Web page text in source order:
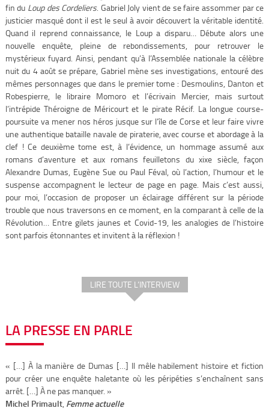
fin du Loup des Cordeliers. Gabriel Joly vient de se faire assommer par ce
justicier masqué dont il est le seul à avoir découvert la véritable identité.
Quand il reprend connaissance, le Loup a disparu… Débute alors une
nouvelle enquête, pleine de rebondissements, pour retrouver le
mystérieux fuyard. Ainsi, pendant qu’à l’Assemblée nationale la célèbre
nuit du 4 août se prépare, Gabriel mène ses investigations, entouré des
mêmes personnages que dans le premier tome : Desmoulins, Danton et
Robespierre, le libraire Momoro et l’écrivain Mercier, mais surtout
l’intrépide Théroigne de Méricourt et le pirate Récif. La longue course-
poursuite va mener nos héros jusque sur l’île de Corse et leur faire vivre
une authentique bataille navale de piraterie, avec course et abordage à la
clef ! Ce deuxième tome est, à l’évidence, un hommage assumé aux
romans d’aventure et aux romans feuilletons du xixe siècle, façon
Alexandre Dumas, Eugène Sue ou Paul Féval, où l’action, l’humour et le
suspense accompagnent le lecteur de page en page. Mais c’est aussi,
pour moi, l’occasion de proposer un éclairage différent sur la période
trouble que nous traversons en ce moment, en la comparant à celle de la
Révolution… Entre gilets jaunes et Covid-19, les analogies de l’histoire
sont parfois étonnantes et invitent à la réflexion !
LIRE TOUTE L’INTERVIEW
LA PRESSE EN PARLE
« […] À la manière de Dumas […] Il mêle habilement histoire et fiction
pour créer une enquête haletante où les péripéties s’enchaînent sans
arrêt. […] À ne pas manquer. »
Michel Primault, Femme actuelle